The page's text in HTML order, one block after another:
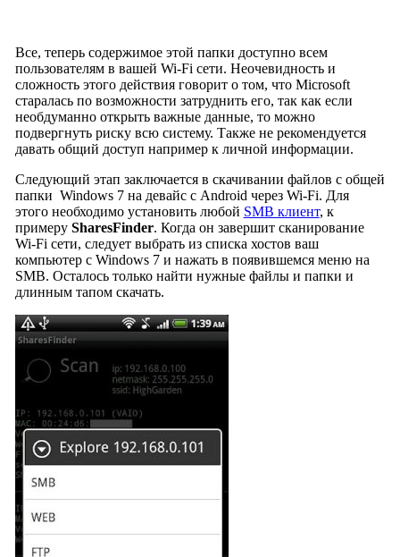
Все, теперь содержимое этой папки доступно всем
пользователям в вашей Wi-Fi сети. Неочевидность и
сложность этого действия говорит о том, что Microsoft
старалась по возможности затруднить его, так как если
необдуманно открыть важные данные, то можно
подвергнуть риску всю систему. Также не рекомендуется
давать общий доступ например к личной информации.
Следующий этап заключается в скачивании файлов с общей
папки Windows 7 на девайс с Android через Wi-Fi. Для
этого необходимо установить любой SMB клиент, к
примеру SharesFinder. Когда он завершит сканирование
Wi-Fi сети, следует выбрать из списка хостов ваш
компьютер с Windows 7 и нажать в появившемся меню на
SMB. Осталось только найти нужные файлы и папки и
длинным тапом скачать.